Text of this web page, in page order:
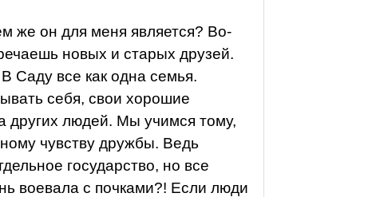
же он для меня является? Во-
новых и старых друзей.
Саду все как одна семья.
себя, свои хорошие
других людей. Мы учимся тому,
чувству дружбы. Ведь
государство, но все
воевала с почками?! Если люди